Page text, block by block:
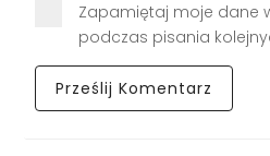
Zapamiętaj moje dane
podczas pisania